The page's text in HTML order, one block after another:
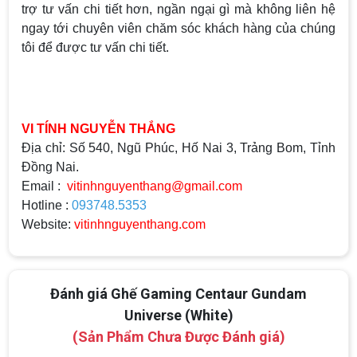
trợ tư vấn chi tiết hơn, ngần ngại gì mà không liên hệ
ngay tới chuyên viên chăm sóc khách hàng của chúng
tôi để được tư vấn chi tiết.
VI TÍNH NGUYỄN THẮNG
Địa chỉ: Số 540, Ngũ Phúc, Hố Nai 3, Trảng Bom, Tỉnh
Đồng Nai.
Email : vitinhnguyenthang@gmail.com
Hotline : 093748.5353
Website: vitinhnguyenthang.com
Đánh giá Ghế Gaming Centaur Gundam
Universe (White)
(Sản Phẩm Chưa Được Đánh giá)